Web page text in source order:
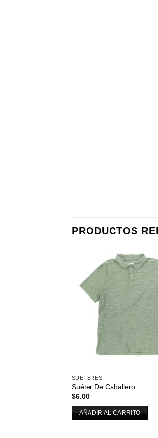
PRODUCTOS
SUÉTERES
Suéter De Caballero
$6.00
AÑADIR AL CARRITO